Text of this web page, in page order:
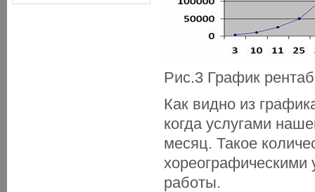
Рис.3 График
Как видно из
когда услугами
месяц. Такое
работы.